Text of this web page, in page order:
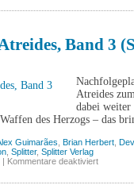
Band 3
Atreides
dabei
des Herzogs – das
Guimarães Brian Herbert
Splitter, Splitter Verlag
| Kommentare deaktiviertfür